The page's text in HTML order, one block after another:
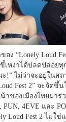
อง “Lonely Loud
เหงาได้ปลดปล่อยทุ
!” ไม่ว่าจะอยู่ในส
Fest 2” จะจัด
าของเมืองไทยมาร่
4EVE และ
Loud Fest 2 ไม่ใ